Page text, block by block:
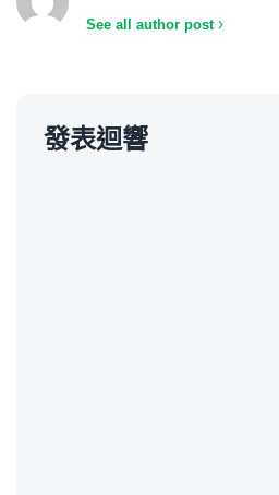
See all author post
發表迴響